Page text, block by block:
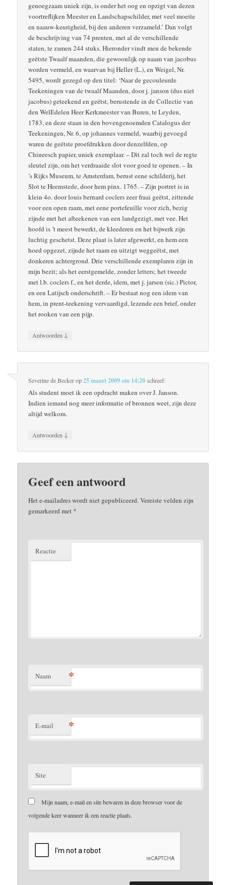
genoegzaam uniek zijn, is onder het oog en opzigt van dezen
voortreflijken Meester en Landschapschilder, met veel moeite
en naauw-keurigheid, bij den anderen verzameld.’ Dan volgt
de beschrijving van 74 prenten, met al de verschillende
staten, te zamen 244 stuks. Hieronder vindt men de bekende
geëtste Twaalf maanden, die gewoonlijk op naam van jacobus
worden vermeld, en waarvan bij Heller (L.), en Weigel, Nr.
5495, wordt gezegd op den titel: ‘Naar de gecouleurde
Teekeningen van de twaalf Maanden, door j. janson (dus niet
jacobus) geteekend en geëtst, berustende in de Collectie van
den WelEdelen Heer Kerkmeester van Buren, te Leyden,
1783, en deze staan in den bovengenoemden Catalogus der
Teekeningen, Nr. 6, op johannes vermeld, waarbij gevoegd
waren de geëtste proefdrukken door denzelfden, op
Chineesch papier, uniek exemplaar. – Dit zal toch wel de regte
sleutel zijn, om het verdraaide slot voor goed te openen. – In
’s Rijks Museum, te Amsterdam, berust eene schilderij, het
Slot te Heemstede, door hem pinx. 1765. – Zijn portret is in
klein 4o. door louis bernard coclers zeer fraai geëtst, zittende
voor een open raam, met eene portefeuille voor zich, bezig
zijnde met het afteekenen van een landgezigt, met vee. Het
hoofd is ’t meest bewerkt, de kleederen en het bijwerk zijn
luchtig geschetst. Deze plaat is later afgewerkt, en hem een
hoed opgezet, zijnde het raam en uitzigt weggeëtst, met
donkeren achtergrond. Drie verschillende exemplaren zijn in
mijn bezit; als het eerstgemelde, zonder letters; het tweede
met l.b. coclers f., en het derde, idem, met j. jarson (sic.) Pictor,
en een Latijsch onderschrift. – Er bestaat nog een idem van
hem, in prent-teekening vervaardigd, lezende een brief, onder
het rooken van een pijp.
Antwoorden ↓
Severine de Beckerop25 maart 2009 om 14:20schreef:
Als student moet ik een opdracht maken over J. Janson.
Indien iemand nog meer informatie of bronnen weet, zijn deze
altijd welkom.
Antwoorden ↓
Geef een antwoord
Het e-mailadres wordt niet gepubliceerd.Vereiste velden zijn
gemarkeerd met *
Reactie
Naam *
E-mail *
Site
Mijn naam, e-mail en site bewaren in deze browser voor de
volgende keer wanneer ik een reactie plaats.